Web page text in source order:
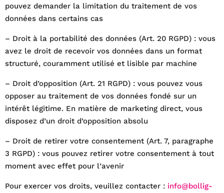
pouvez demander la limitation du traitement de vos
données dans certains cas
– Droit à la portabilité des données (Art. 20 RGPD) : vous
avez le droit de recevoir vos données dans un format
structuré, couramment utilisé et lisible par machine
– Droit d’opposition (Art. 21 RGPD) : vous pouvez vous
opposer au traitement de vos données fondé sur un
intérêt légitime. En matière de marketing direct, vous
disposez d’un droit d’opposition absolu
– Droit de retirer votre consentement (Art. 7, paragraphe
3 RGPD) : vous pouvez retirer votre consentement à tout
moment avec effet pour l’avenir
Pour exercer vos droits, veuillez contacter : info@bollig-